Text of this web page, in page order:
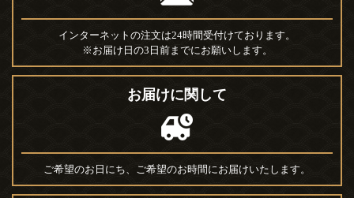
インターネットの注文は24時間受付けております。
※お届け日の3日前までにお願いします。
お届けに関して
ご希望のお日にち、ご希望のお時間にお届けいたします。